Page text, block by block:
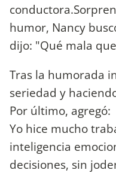
humor, Nancy
dijo: "Qué mala
Tras la humorada
seriedad y
Por último, agregó:
Yo hice mucho
inteligencia
decisiones, sin